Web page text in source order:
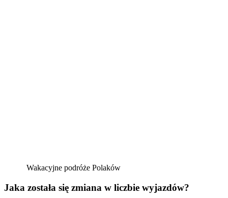
Wakacyjne podróże Polaków
Jaka została się zmiana w liczbie wyjazdów?